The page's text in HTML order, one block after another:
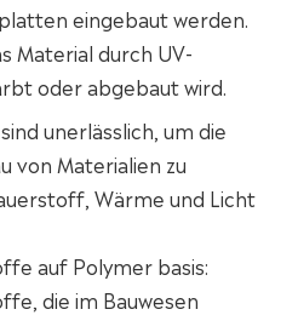
eingebaut werden.
Material durch UV-
oder abgebaut wird.
unerlässlich, um die
von Materialien zu
Wärme und Licht
auf Polymer basis:
die im Bauwesen